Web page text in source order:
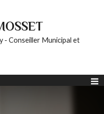
- Conseiller Municipal et